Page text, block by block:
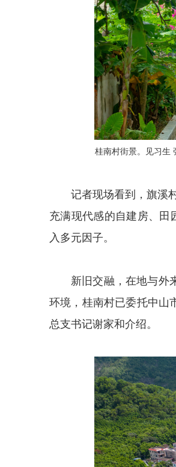
桂南村街景。见习生
记者现场看到，旗溪
充满现代感的自建房、田
入多元因子。
新旧交融，在地与外
环境，桂南村已委托中山
总支书记谢家和介绍。